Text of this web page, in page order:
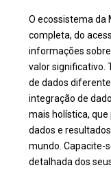
O ecossistema da
completa, do
informações
valor significativo.
de dados
integração de
mais holística,
dados e
mundo. Capacite-
detalhada dos